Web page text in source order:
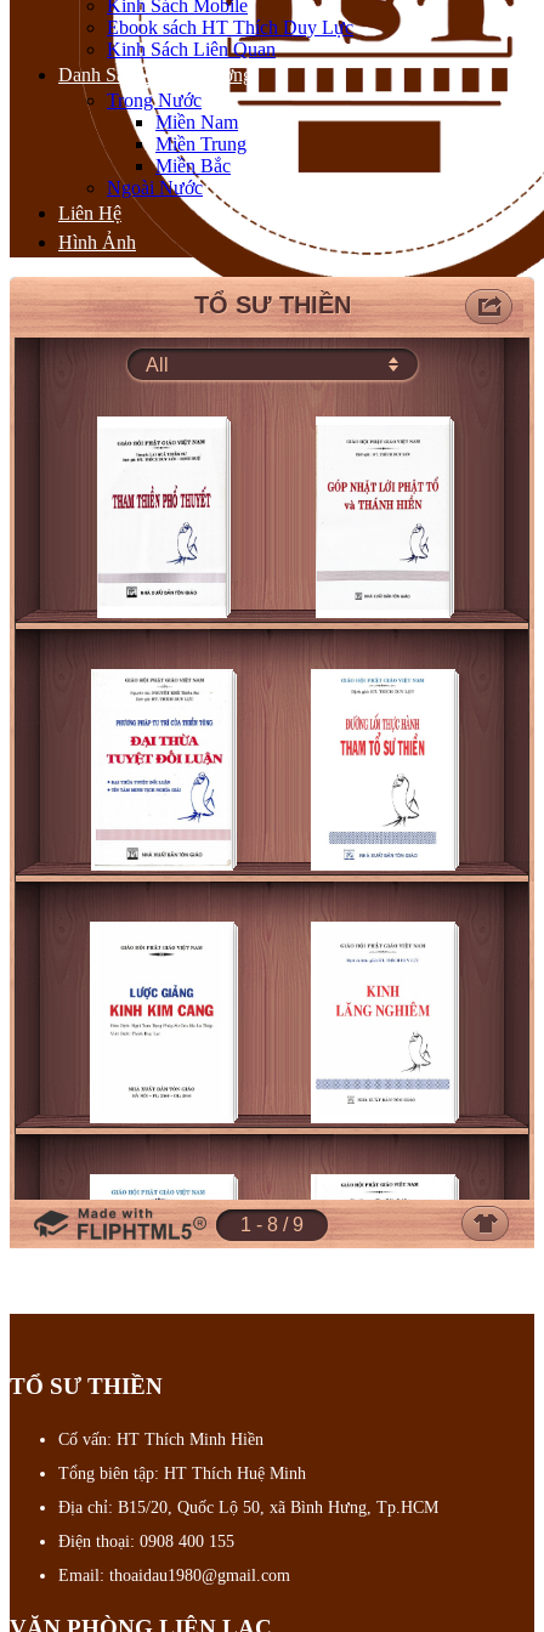
Kinh Sách Mobile
Ebook sách HT Thích Duy Lực
Kinh Sách Liên Quan
Danh Sách Thiền Đường
Trong Nước
Miền Nam
Miền Trung
Miền Bắc
Ngoài Nước
Liên Hệ
Hình Ảnh
TỔ SƯ THIỀN
Cố vấn: HT Thích Minh Hiền
Tổng biên tập: HT Thích Huệ Minh
Địa chỉ: B15/20, Quốc Lộ 50, xã Bình Hưng, Tp.HCM
Điện thoại: 0908 400 155
Email: thoaidau1980@gmail.com